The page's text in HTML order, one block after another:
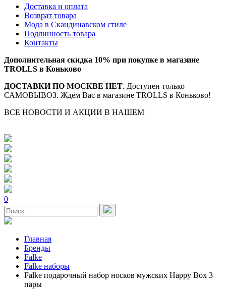
Доставка и оплата
Возврат товара
Мода в Скандинавском стиле
Подлинность товара
Контакты
Дополнительная скидка 10% при покупке в магазине
TROLLS в Коньково
ДОСТАВКИ ПО МОСКВЕ НЕТ. Доступен только
САМОВЫВОЗ. Ждём Вас в магазине TROLLS в Коньково!
ВСЕ НОВОСТИ И АКЦИИ В НАШЕМ
0
Главная
Бренды
Falke
Falke наборы
Falke подарочный набор носков мужских Happy Box 3
пары